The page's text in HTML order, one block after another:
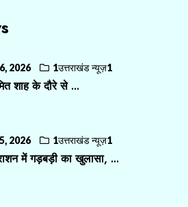
2026 1उत्तराखंड न्यूज़1
शाह के दौरे से ...
2026 1उत्तराखंड न्यूज़1
में गड़बड़ी का खुलासा, ...